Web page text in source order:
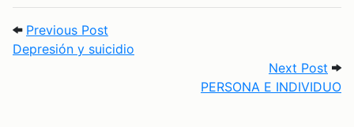
Post navigation
Previous Post
Depresión y suicidio
Next Post
PERSONA E INDIVIDUO